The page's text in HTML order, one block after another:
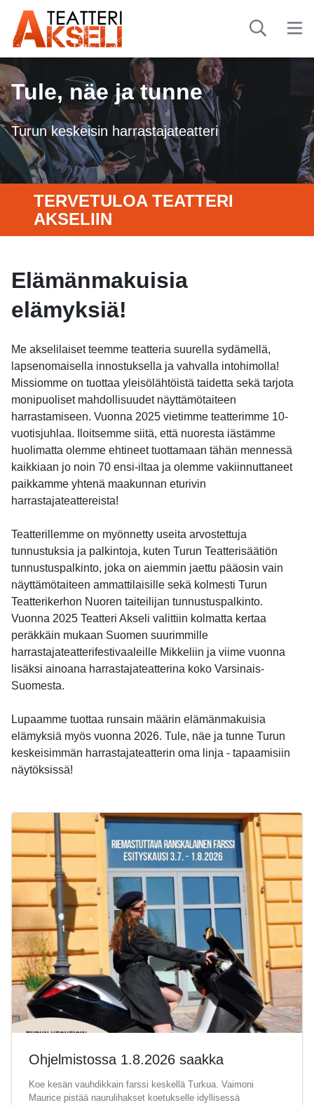
Tule, näe ja tunne
Turun keskeisin harrastajateatteri
TERVETULOA TEATTERI
AKSELIIN
Elämänmakuisia
elämyksiä!
Me akselilaiset teemme teatteria suurella sydämellä,
lapsenomaisella innostuksella ja vahvalla intohimolla!
Missiomme on tuottaa yleisölähtöistä taidetta sekä tarjota
monipuoliset mahdollisuudet näyttämötaiteen
harrastamiseen. Vuonna 2025 vietimme teatterimme 10-
vuotisjuhlaa. Iloitsemme siitä, että nuoresta iästämme
huolimatta olemme ehtineet tuottamaan tähän mennessä
kaikkiaan jo noin 70 ensi-iltaa ja olemme vakiinnuttaneet
paikkamme yhtenä maakunnan eturivin
harrastajateattereista!
Teatterillemme on myönnetty useita arvostettuja
tunnustuksia ja palkintoja, kuten Turun Teatterisäätiön
tunnustuspalkinto, joka on aiemmin jaettu pääosin vain
näyttämötaiteen ammattilaisille sekä kolmesti Turun
Teatterikerhon Nuoren taiteilijan tunnustuspalkinto.
Vuonna 2025 Teatteri Akseli valittiin kolmatta kertaa
peräkkäin mukaan Suomen suurimmille
harrastajateatterifestivaaleille Mikkeliin ja viime vuonna
lisäksi ainoana harrastajateatterina koko Varsinais-
Suomesta.
Lupaamme tuottaa runsain määrin elämänmakuisia
elämyksiä myös vuonna 2026. Tule, näe ja tunne Turun
keskeisimmän harrastajateatterin oma linja - tapaamisiin
näytöksissä!
Ohjelmistossa 1.8.2026 saakka
Koe kesän vauhdikkain farssi keskellä Turkua. Vaimoni
Maurice pistää naurulihakset koetukselle idyllisessä